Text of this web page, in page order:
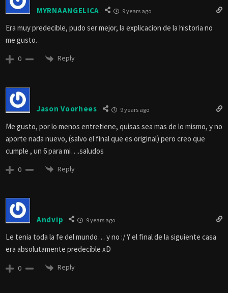
MYRNAANGELICA 9 years ago
Era muy predecible, pudo ser mejor, la explicacion de la historia no
me gusto.
0 Reply
Jason Voorhees 9 years ago
Me gusto, por lo menos entretiene, quisas sea mas de lo mismo, y no
aporte nada nuevo, (salvo el final que es original) pero creo que
cumple , un 6 para mi….saludos
0 Reply
Andvip 9 years ago
Le tenia toda la fe del mundo… y no :/ Y el final de la siguiente casa
era absolutamente predecible xD
0 Reply